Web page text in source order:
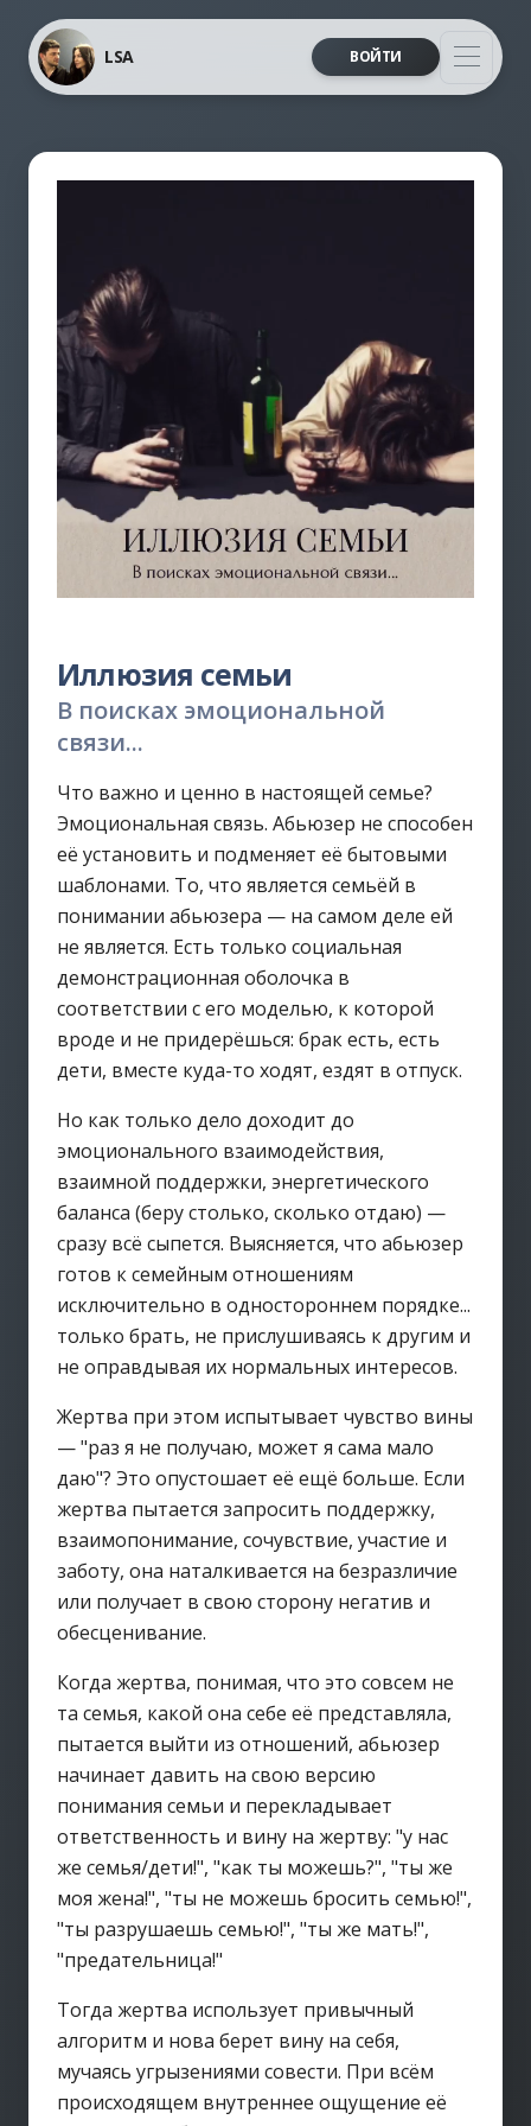
LSA ВОЙТИ
Иллюзия семьи
В поисках эмоциональной
связи...
Что важно и ценно в настоящей семье?
Эмоциональная связь. Абьюзер не способен
её установить и подменяет её бытовыми
шаблонами. То, что является семьёй в
понимании абьюзера — на самом деле ей
не является. Есть только социальная
демонстрационная оболочка в
соответствии с его моделью, к которой
вроде и не придерёшься: брак есть, есть
дети, вместе куда-то ходят, ездят в отпуск.
Но как только дело доходит до
эмоционального взаимодействия,
взаимной поддержки, энергетического
баланса (беру столько, сколько отдаю) —
сразу всё сыпется. Выясняется, что абьюзер
готов к семейным отношениям
исключительно в одностороннем порядке...
только брать, не прислушиваясь к другим и
не оправдывая их нормальных интересов.
Жертва при этом испытывает чувство вины
— "раз я не получаю, может я сама мало
даю"? Это опустошает её ещё больше. Если
жертва пытается запросить поддержку,
взаимопонимание, сочувствие, участие и
заботу, она наталкивается на безразличие
или получает в свою сторону негатив и
обесценивание.
Когда жертва, понимая, что это совсем не
та семья, какой она себе её представляла,
пытается выйти из отношений, абьюзер
начинает давить на свою версию
понимания семьи и перекладывает
ответственность и вину на жертву: "у нас
же семья/дети!", "как ты можешь?", "ты же
моя жена!", "ты не можешь бросить семью!",
"ты разрушаешь семью!", "ты же мать!",
"предательница!"
Тогда жертва использует привычный
алгоритм и нова берет вину на себя,
мучаясь угрызениями совести. При всём
происходящем внутреннее ощущение её